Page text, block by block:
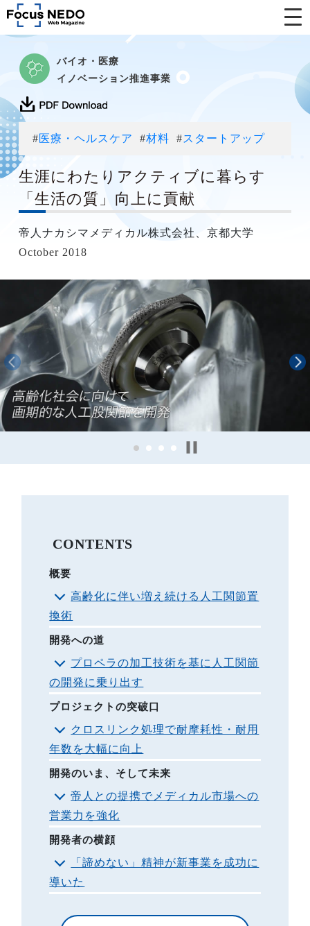
バイオ・医療
イノベーション推進事業
#医療・ヘルスケア #材料 #スタートアップ
生涯にわたりアクティブに暮らす
「生活の質」向上に貢献
帝人ナカシマメディカル株式会社、京都大学
October 2018
CONTENTS
概要
高齢化に伴い増え続ける人工関節置
換術
開発への道
プロペラの加工技術を基に人工関節
の開発に乗り出す
プロジェクトの突破口
クロスリンク処理で耐摩耗性・耐用
年数を大幅に向上
開発のいま、そして未来
帝人との提携でメディカル市場への
営業力を強化
開発者の横顔
「諦めない」精神が新事業を成功に
導いた